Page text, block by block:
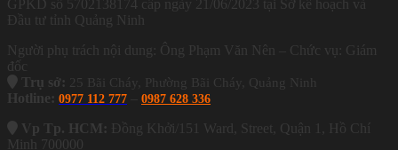
GPKD số 5702138174 cấp ngày 21/06/2023 tại Sở kế hoạch và
Đầu tư tỉnh Quảng Ninh
Người phụ trách nội dung: Ông Phạm Văn Nên – Chức vụ: Giám
đốc
Trụ sở:
25 Bãi Cháy, Phường Bãi Cháy, Quảng Ninh
Hotline: 0977 112 777 0987 628 336
Vp Tp. HCM: Đồng Khởi/151 Ward, Street, Quận 1, Hồ Chí
Minh 700000